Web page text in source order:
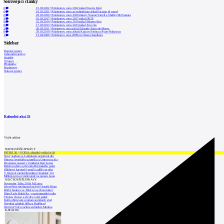
Související články
0 15.03.2022
Pritzkerovu cenu 2022 získal Francis Kéré
0
16.03.2021 |Pritzkerovu cenu za architekturu získali lacaton & vassal
0
03.03.2020 |Pritzkerovu cenu 2020 získaly Yvonne Farrell a Shelley McNamara
3
01.03.2017 |Pritzkerovu cenu 2017 získali RCR
0
25.03.2014 |Pritzkerovu cenu 2014 získal Shigeru Ban
0
17.03.2013 |Pritzkerovu cenu 2013 získal Toyo Ito
2
28.03.2011 | Pritzkerovu cenu získal Eduardo Souto de Moura
0 29.03.2010 Pritzkerovu cenu získali Kazuyo Sejima a Ryue Nishizawa
1 13.04.2009 |Pritzkerova cena 2009 pro Petera Zumthora
Sidebar
Domácí zprávy
Zahraniční zprávy
Soutěže
Výstavy
Přednášky
Rozhovory
Tiskové zprávy
Kalendář akcí 15
Vložit událost
NEJNOVĚJŠÍ ZPRÁVY
INTRO 30 – VODA: aktuální vydání je již
Nový stadion za Lužánkami nesmí mít dle
Obnova loveckého zámečku u Ostrova na Ka
Developer postaví v brněnské části Lesná
Babiš uvažuje o převodu Hrzánského palác
Oblíbený karvinský areál Lodičky se přip
V Ostravě vzniká Rezidence Stodolní, byt
Mělník znovu vypíše tendr na opravu koup
NEJČTENĚJŠÍ ZPRÁVY
November Talks 2018: M.Corea
Jak nejlépe navrhnout kuchyň? Soutěž Blum
Hořící budova ve Zlíně se na dvou místec
Dům Karla Hubáčka – experimentální rodin
Tři dny, tři noci a tři vily v záři světel
Kolín připravuje centrum sociálních služ
Otevření náměstí Jiřího z Poděbrad
World of Volvo očima architekta Martina
KATALOG